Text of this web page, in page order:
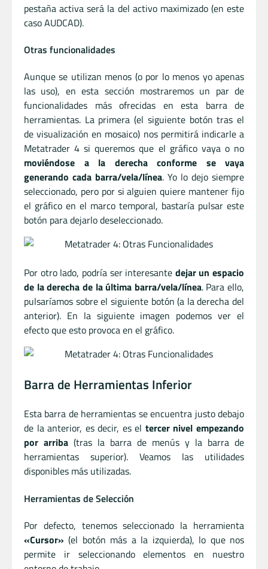
pestaña activa será la del activo maximizado (en este
caso AUDCAD).
Otras funcionalidades
Aunque se utilizan menos (o por lo menos yo apenas
las uso), en esta sección mostraremos un par de
funcionalidades más ofrecidas en esta barra de
herramientas. La primera (el siguiente botón tras el
de visualización en mosaico) nos permitirá indicarle a
Metatrader 4 si queremos que el gráfico vaya o no
moviéndose a la derecha conforme se vaya
generando cada barra/vela/línea. Yo lo dejo siempre
seleccionado, pero por si alguien quiere mantener fijo
el gráfico en el marco temporal, bastaría pulsar este
botón para dejarlo deseleccionado.
Por otro lado, podría ser interesante dejar un espacio
de la derecha de la última barra/vela/línea. Para ello,
pulsaríamos sobre el siguiente botón (a la derecha del
anterior). En la siguiente imagen podemos ver el
efecto que esto provoca en el gráfico.
Barra de Herramientas Inferior
Esta barra de herramientas se encuentra justo debajo
de la anterior, es decir, es el tercer nivel empezando
por arriba (tras la barra de menús y la barra de
herramientas superior). Veamos las utilidades
disponibles más utilizadas.
Herramientas de Selección
Por defecto, tenemos seleccionado la herramienta
«Cursor» (el botón más a la izquierda), lo que nos
permite ir seleccionando elementos en nuestro